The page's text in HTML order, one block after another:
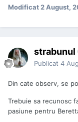
Modificat2 August,
strabunul
Publicat 4
Din cate observ, se
Trebuie sa recunosc
pasiune pentru